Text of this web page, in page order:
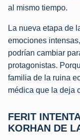
al mismo tiempo.
La nueva etapa de
emociones
podrían cambiar
protagonistas.
familia de la ruina
médica que la deja
FERIT
KORHAN DE